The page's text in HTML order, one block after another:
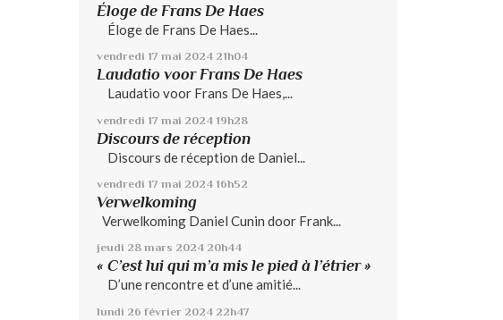
Éloge de Frans De Haes
Éloge de Frans De Haes...
vendredi 17 mai 2024 21h04
Laudatio voor Frans De Haes
Laudatio voor Frans De Haes,...
vendredi 17 mai 2024 19h28
Discours de réception
Discours de réception de Daniel...
vendredi 17 mai 2024 16h52
Verwelkoming
Verwelkoming Daniel Cunin door Frank...
jeudi 28 mars 2024 20h44
« C’est lui qui m’a mis le pied à l’étrier »
D’une rencontre et d’une amitié...
lundi 26 février 2024 22h47